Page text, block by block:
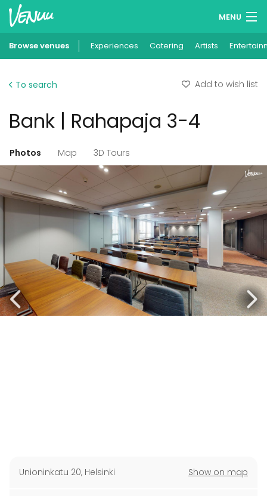
MENU
Wish lists
Add your venue
Browse venues Experiences Catering Artists
To search Add to wish list
Bank | Rahapaja 3-4
Photos Map 3D Tours
Unioninkatu 20, Helsinki Show on map